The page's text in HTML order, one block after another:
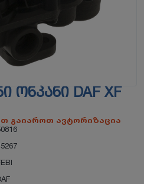
ᲝᲜᲙᲐᲜᲘ DAF XF
გაიაროთ ავტორიზაცია